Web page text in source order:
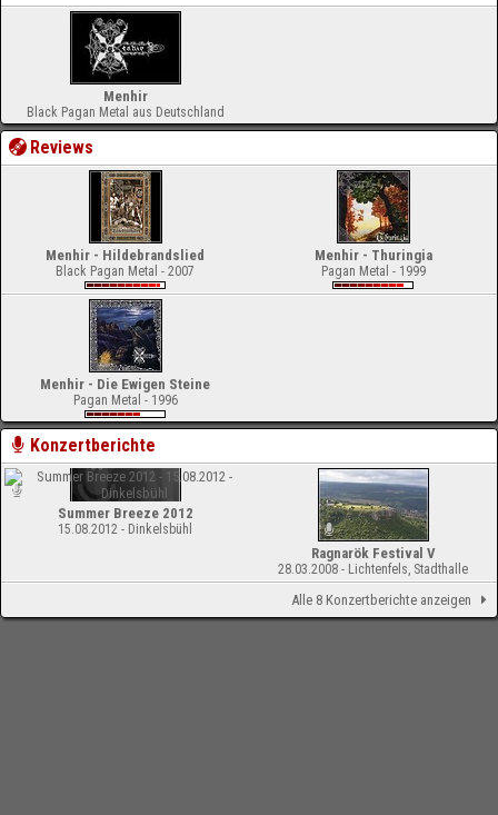
Menhir
Black Pagan Metal aus Deutschland
Reviews
Menhir - Hildebrandslied
Black Pagan Metal - 2007
Menhir - Thuringia
Pagan Metal - 1999
Menhir - Die Ewigen Steine
Pagan Metal - 1996
Konzertberichte
Summer Breeze 2012
15.08.2012 - Dinkelsbühl
Ragnarök Festival V
28.03.2008 - Lichtenfels, Stadthalle
Alle 8 Konzertberichte anzeigen